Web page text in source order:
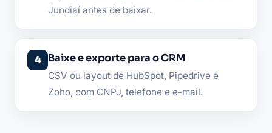
Jundiaí antes de baixar.
Baixe e exporte para o CRM
CSV ou layout de HubSpot, Pipedrive e
Zoho, com CNPJ, telefone e e-mail.